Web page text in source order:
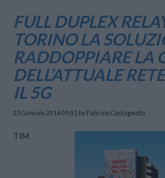
FULL DUPLEX
TORINO LA
RADDOPPIARE LA
DELL’ATTUALE
IL 5G
23 Gennaio 2016 09:01 by Fabrizio Castagnotto
TIM